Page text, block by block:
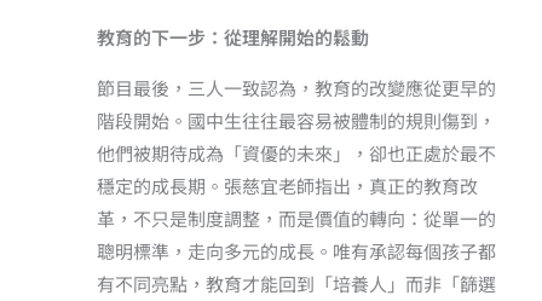
教育的下一步：從理解開始的鬆動
節目最後，三人一致認為，教育的改變應從更早的
階段開始。國中生往往最容易被體制的規則傷到，
他們被期待成為「資優的未來」，卻也正處於最不
穩定的成長期。張慈宜老師指出，真正的教育改
革，不只是制度調整，而是價值的轉向：從單一的
聰明標準，走向多元的成長。唯有承認每個孩子都
有不同亮點，教育才能回到「培養人」而非「篩選